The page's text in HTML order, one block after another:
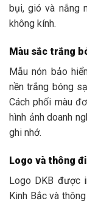
bụi, gió và nắng
không kính.
Màu sắc trắng
Mẫu nón bảo
nền trắng bóng
Cách phối màu
hình ảnh doanh
ghi nhớ.
Logo và thông
Logo DKB được
Kinh Bắc và